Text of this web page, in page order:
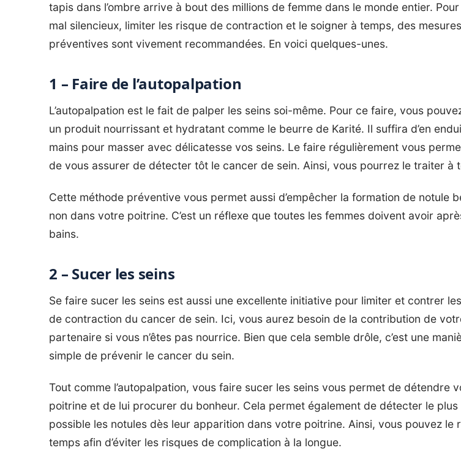
tapis dans l’ombre arrive à bout des millions de femme dans le monde entier.
mal silencieux, limiter les risque de contraction et le soigner à temps, des mesures
préventives sont vivement recommandées. En voici quelques-unes.
1 – Faire de l’autopalpation
L’autopalpation est le fait de palper les seins soi-même. Pour ce faire, vous
un produit nourrissant et hydratant comme le beurre de Karité. Il suffira d’en
mains pour masser avec délicatesse vos seins. Le faire régulièrement vous
de vous assurer de détecter tôt le cancer de sein. Ainsi, vous pourrez le traiter à
Cette méthode préventive vous permet aussi d’empêcher la formation de notule
non dans votre poitrine. C’est un réflexe que toutes les femmes doivent avoir
bains.
2 – Sucer les seins
Se faire sucer les seins est aussi une excellente initiative pour limiter et contrer
de contraction du cancer de sein. Ici, vous aurez besoin de la contribution de
partenaire si vous n’êtes pas nourrice. Bien que cela semble drôle, c’est une
simple de prévenir le cancer du sein.
Tout comme l’autopalpation, vous faire sucer les seins vous permet de détendre
poitrine et de lui procurer du bonheur. Cela permet également de détecter le plus
possible les notules dès leur apparition dans votre poitrine. Ainsi, vous pouvez le
temps afin d’éviter les risques de complication à la longue.